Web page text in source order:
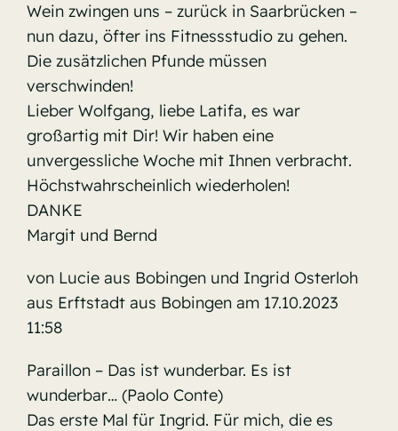
Wein zwingen uns – zurück in Saarbrücken –
nun dazu, öfter ins Fitnessstudio zu gehen.
Die zusätzlichen Pfunde müssen
verschwinden!
Lieber Wolfgang, liebe Latifa, es war
großartig mit Dir! Wir haben eine
unvergessliche Woche mit Ihnen verbracht.
Höchstwahrscheinlich wiederholen!
DANKE
Margit und Bernd
von Lucie aus Bobingen und Ingrid Osterloh
aus Erftstadt aus Bobingen am 17.10.2023
11:58
Paraillon – Das ist wunderbar. Es ist
wunderbar… (Paolo Conte)
Das erste Mal für Ingrid. Für mich, die es